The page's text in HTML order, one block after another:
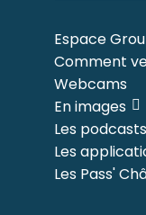
Espace
Comment
Webcams
En images
Les podcasts
Les
Les Pass'